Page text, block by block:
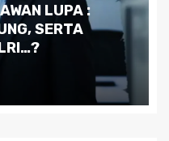
Krisis:
Alam dan